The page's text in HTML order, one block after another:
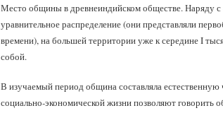
Место общины в древнеиндийском обществе. Наряду с
уравнительное распределение (они представляли
времени), на большей территории уже к середине I
собой.
В изучаемый период община составляла естественную
социально-экономической жизни позволяют говорить